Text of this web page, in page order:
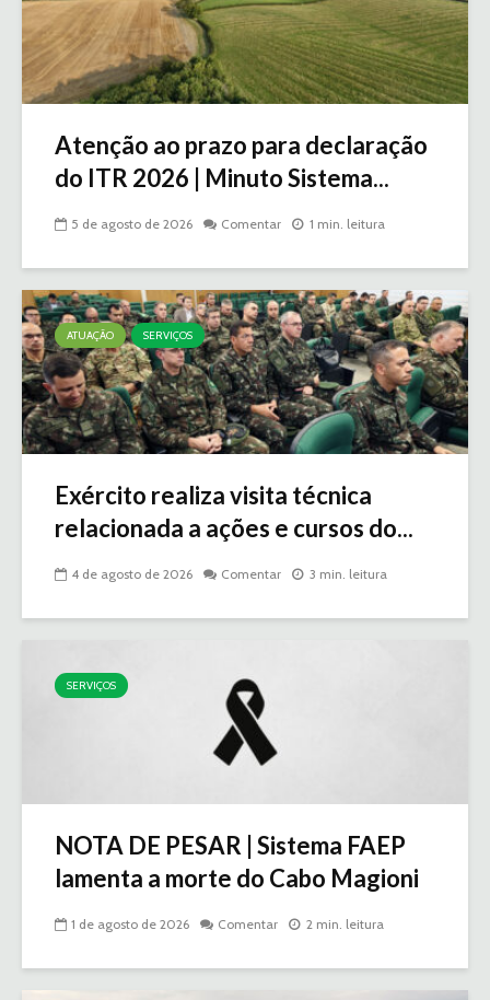
Atenção ao prazo para declaração
do ITR 2026 | Minuto Sistema...
5 de agosto de 2026 Comentar 1 min. leitura
ATUAÇÃO SERVIÇOS
Exército realiza visita técnica
relacionada a ações e cursos do...
4 de agosto de 2026 Comentar 3 min. leitura
SERVIÇOS
NOTA DE PESAR | Sistema FAEP
lamenta a morte do Cabo Magioni
1 de agosto de 2026 Comentar 2 min. leitura